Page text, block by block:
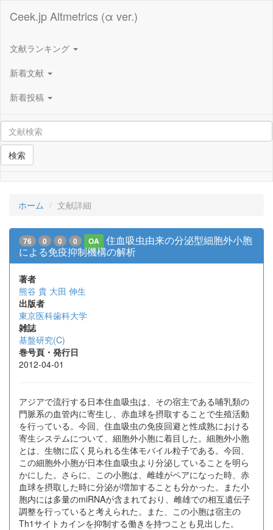
Ceek.jp Altmetrics (α ver.)
文献ランキング
新着文献
新着投稿
検索
ホーム 文献詳細
76 0 0 0 OA
住血吸虫由来の分泌型細胞外小胞
による免疫抑制機構の解析
著者
熊谷 貴 大田 伸生
出版者
東京医科歯科大学
雑誌
基盤研究(C)
巻号頁・発行日
2012-04-01
アジアで流行する日本住血吸虫は、その宿主である哺乳類の
門脈系の血管内に寄生し、赤血球を摂取することで生殖活動
を行っている。今回、住血吸虫の免疫回避と性成熟における
寄生システムについて、細胞外小胞に着目した。細胞外小胞
とは、生物に広く見られる生体モバイル粒子である。今回、
この細胞外小胞が日本住血吸虫より分泌していることを明ら
かにした。さらに、この小胞は、雌雄がペアになった時、赤
血球を摂取した時に分泌が増加することも分かった。また小
胞内には多量のmiRNAが含まれており、雌雄での相互遺伝子
調整を行っていると考えられた。また、この小胞は宿主の
Th1サイトカインを抑制する働きを持つことも見出した。